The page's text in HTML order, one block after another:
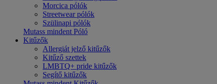
Morcica pólók
Streetwear pólók
Szülinapi pólók
Mutass mindent Póló
Kitűzők
Allergiát jelző kitűzők
Kitűző szettek
LMBTQ+ pride kitűzők
Segítő kitűzők